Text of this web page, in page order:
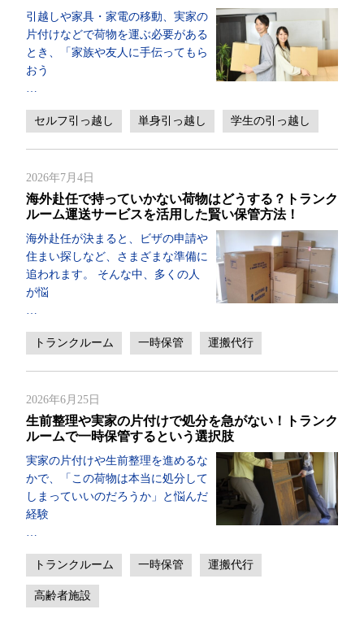
引越しや家具・家電の移動、実家の
片付けなどで荷物を運ぶ必要がある
とき、「家族や友人に手伝ってもら
おう
セルフ引っ越し 単身引っ越し 学生の引っ越し
2026年7月4日
海外赴任で持っていかない荷物はどうする？トランク
ルーム運送サービスを活用した賢い保管方法！
海外赴任が決まると、ビザの申請や
住まい探しなど、さまざまな準備に
追われます。 そんな中、多くの人
が悩
トランクルーム 一時保管 運搬代行
2026年6月25日
生前整理や実家の片付けで処分を急がない！トランク
ルームで一時保管するという選択肢
実家の片付けや生前整理を進めるな
かで、「この荷物は本当に処分して
しまっていいのだろうか」と悩んだ
経験
トランクルーム 一時保管 運搬代行
高齢者施設